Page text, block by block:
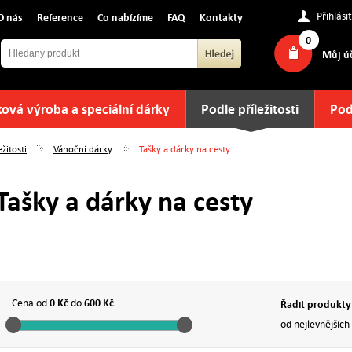
nás Reference Co nabízíme FAQ Kontakty
0
Můj
výroba a speciální dárky Podle příležitosti
Vánoční dárky Tašky a dárky na cesty
a dárky na cesty
Cena od0 Kčdo600 Kč Řadit
od nejlevnějších